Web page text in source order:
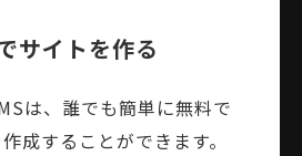
サイトを作る
は、誰でも簡単に無料で
成することができます。